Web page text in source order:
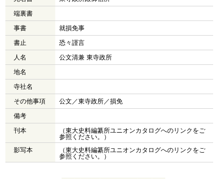
端裏書
事書
就損免事
書止
恐々謹言
人名
公文清兼 東寺政所
地名
寺社名
その他事項
公文／東寺政所／損免
備考
刊本
（東大史料編纂所ユニオンカタログへのリンクをご
参照ください。）
影写本
（東大史料編纂所ユニオンカタログへのリンクをご
参照ください。）